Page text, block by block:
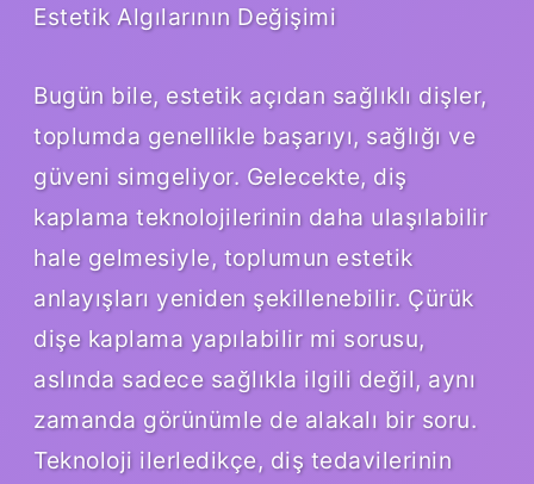
Estetik Algılarının Değişimi
Bugün bile, estetik açıdan sağlıklı dişler,
toplumda genellikle başarıyı, sağlığı ve
güveni simgeliyor. Gelecekte, diş
kaplama teknolojilerinin daha ulaşılabilir
hale gelmesiyle, toplumun estetik
anlayışları yeniden şekillenebilir. Çürük
dişe kaplama yapılabilir mi sorusu,
aslında sadece sağlıkla ilgili değil, aynı
zamanda görünümle de alakalı bir soru.
Teknoloji ilerledikçe, diş tedavilerinin